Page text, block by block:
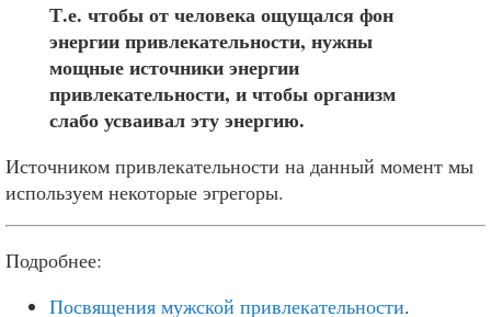
Т.е. чтобы от человека ощущался фон
энергии привлекательности, нужны
мощные источники энергии
привлекательности, и чтобы организм
слабо усваивал эту энергию.
Источником привлекательности на данный момент мы
используем некоторые эгрегоры.
Подробнее:
Посвящения мужской привлекательности.